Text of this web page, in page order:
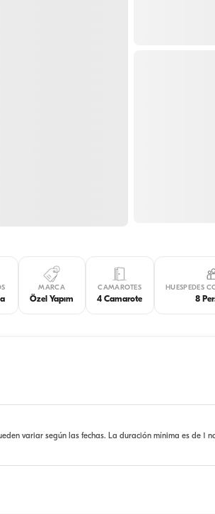
MARCA
Özel Yapım
CAMAROTES
4 Camarote
HUESPEDES
8
variar según las fechas. La duración mínima es de 1